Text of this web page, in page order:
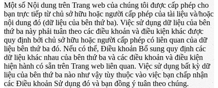
Một số Nội dung trên Trang web của chúng tôi được cấp phép cho
bạn trực tiếp từ chủ sở hữu hoặc người cấp phép của tài liệu và/hoặc
nội dung đó (dữ liệu của bên thứ ba). Việc sử dụng dữ liệu của bên
thứ ba này phải tuân theo các điều khoản và điều kiện khác được
quy định bởi chủ sở hữu hoặc người cấp phép có liên quan của dữ
liệu bên thứ ba đó. Nếu có thể, Điều khoản Bổ sung quy định các
dữ liệu khác nhau của bên thứ ba và các điều khoản và điều kiện
hiện hành có sẵn trên Trang web liên quan. Việc sử dụng bất kỳ dữ
liệu của bên thứ ba nào như vậy tùy thuộc vào việc bạn chấp nhận
các Điều khoản Sử dụng đó và bạn đồng ý tuân theo chúng.